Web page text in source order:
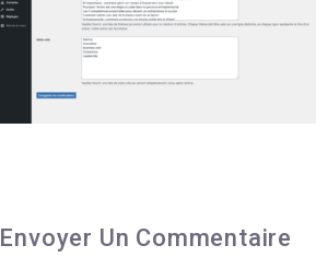
Envoyer Un Commentaire